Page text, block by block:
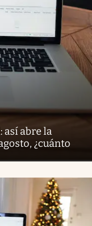
así abre la
¿cuánto